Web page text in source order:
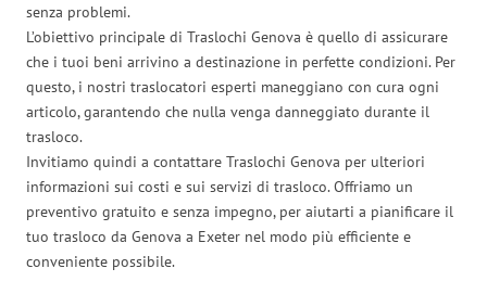
senza problemi.
L’obiettivo principale di Traslochi Genova è quello di assicurare
che i tuoi beni arrivino a destinazione in perfette condizioni. Per
questo, i nostri traslocatori esperti maneggiano con cura ogni
articolo, garantendo che nulla venga danneggiato durante il
trasloco.
Invitiamo quindi a contattare Traslochi Genova per ulteriori
informazioni sui costi e sui servizi di trasloco. Offriamo un
preventivo gratuito e senza impegno, per aiutarti a pianificare il
tuo trasloco da Genova a Exeter nel modo più efficiente e
conveniente possibile.